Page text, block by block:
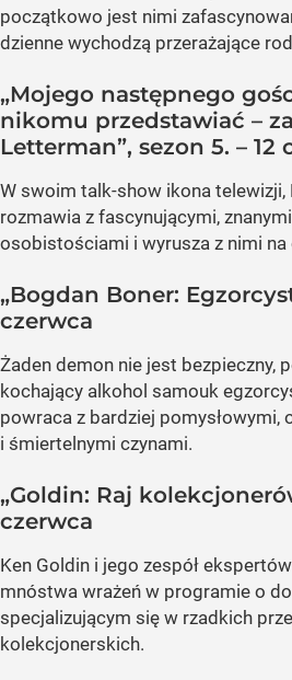
początkowo jest nimi
dzienne wychodzą przerażające
„Mojego następnego
nikomu przedstawiać –
Letterman”, sezon 5. – 12
W swoim talk-show ikona telewizji,
rozmawia z fascynującymi,
osobistościami i wyrusza z nimi na
„Bogdan Boner:
czerwca
Żaden demon nie jest bezpieczny,
kochający alkohol samouk
powraca z bardziej pomysłowymi,
i śmiertelnymi czynami.
„Goldin: Raj
czerwca
Ken Goldin i jego zespół
mnóstwa wrażeń w programie o
specjalizującym się w rzadkich
kolekcjonerskich.